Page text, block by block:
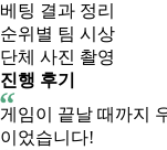
베팅 결과 정리
순위별 팀 시상
단체 사진 촬영
진행 후기
게임이 끝날 때까지
이었습니다!